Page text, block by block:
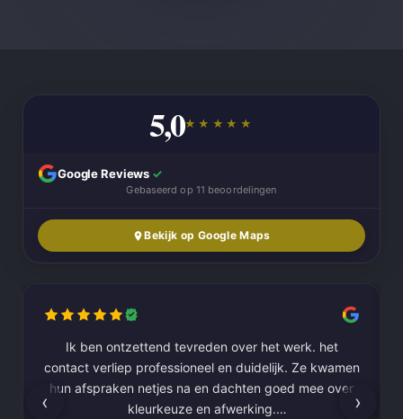
5,0★★★★★
Google Reviews ✓
Gebaseerd op 11 beoordelingen
Bekijk op Google Maps
Ik ben ontzettend tevreden over het werk. het
contact verliep professioneel en duidelijk. Ze kwamen
hun afspraken netjes na en dachten goed mee over
kleurkeuze en afwerking.
‹ ›